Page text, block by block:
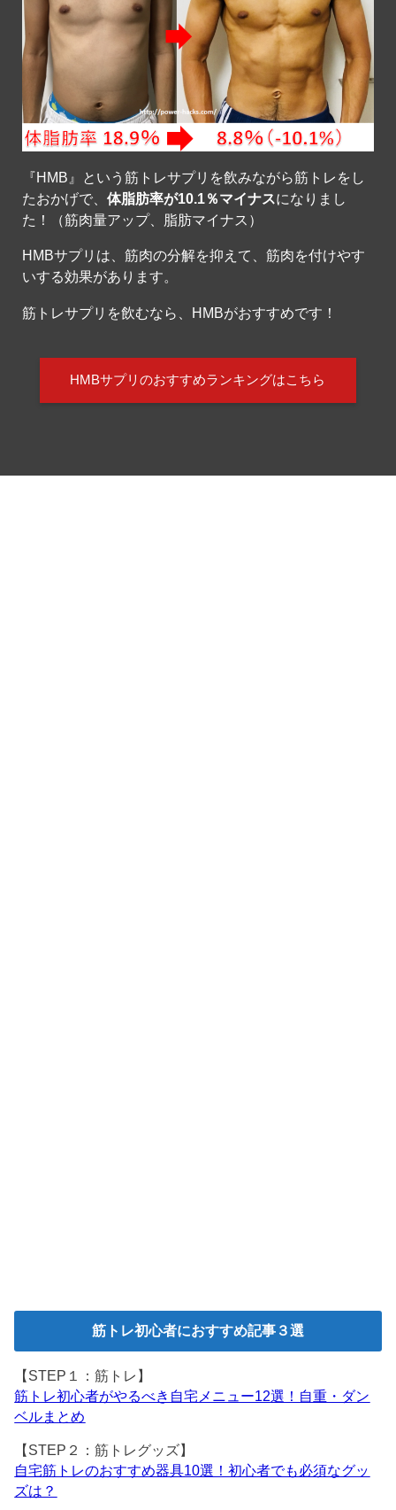
『HMB』という筋トレサプリを飲みながら筋トレをし
たおかげで、 体脂肪率が10.1％マイナスになりまし
た！（筋肉量アップ、脂肪マイナス）
HMBサプリは、筋肉の分解を抑えて、筋肉を付けやす
いする効果があります。
筋トレサプリを飲むなら、HMBがおすすめです！
HMBサプリのおすすめランキングはこちら
筋トレ初心者におすすめ記事３選
【STEP１：筋トレ】
筋トレ初心者がやるべき自宅メニュー12選！自重・ダン
ベルまとめ
【STEP２：筋トレグッズ】
自宅筋トレのおすすめ器具10選！初心者でも必須なグッ
ズは？